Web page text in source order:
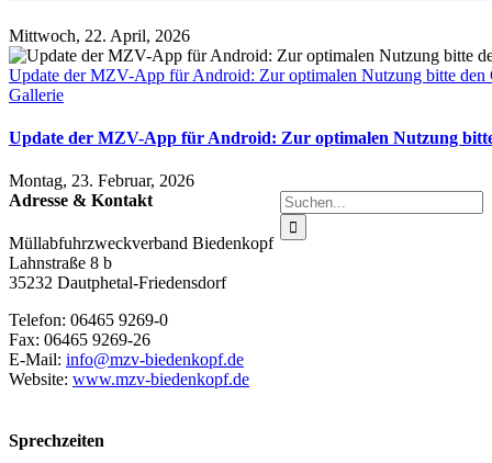
Mittwoch, 22. April, 2026
Update der MZV-App für Android: Zur optimalen Nutzung bitte den
Gallerie
Update der MZV-App für Android: Zur optimalen Nutzung
Montag, 23. Februar, 2026
Suche
nach:
Adresse & Kontakt
Müllabfuhrzweckverband Biedenkopf
Lahnstraße 8 b
35232 Dautphetal-Friedensdorf
Telefon: 06465 9269-0
Fax: 06465 9269-26
E-Mail: info@mzv-biedenkopf.de
Website: www.mzv-biedenkopf.de
Sprechzeiten